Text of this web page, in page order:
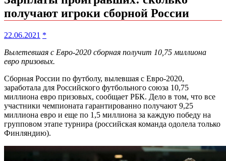
получают игроки сборной России
22.06.2021 *
Вылетевшая с Евро-2020 сборная получит 10,75 миллиона
евро призовых.
Сборная России по футболу, вылевшая с Евро-2020,
заработала для Российского футбольного союза 10,75
миллиона евро призовых, сообщает РБК. Дело в том, что все
участники чемпионата гарантированно получают 9,25
миллиона евро и еще по 1,5 миллиона за каждую победу на
групповом этапе турнира (российская команда одолела только
Финляндию).